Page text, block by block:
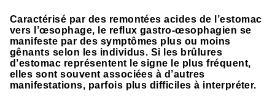
Caractérisé par des remontées acides de l’estomac
vers l’œsophage, le reflux gastro-œsophagien se
manifeste par des symptômes plus ou moins
gênants selon les individus. Si les brûlures
d’estomac représentent le signe le plus fréquent,
elles sont souvent associées à d’autres
manifestations, parfois plus difficiles à interpréter.